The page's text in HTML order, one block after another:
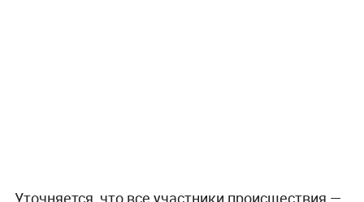
Уточняется, что все участники происшествия —